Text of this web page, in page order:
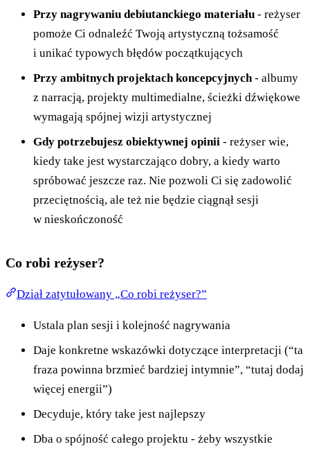
Przy nagrywaniu debiutanckiego materiału - reżyser
pomoże Ci odnaleźć Twoją artystyczną tożsamość
i unikać typowych błędów początkujących
Przy ambitnych projektach koncepcyjnych- albumy
z narracją, projekty multimedialne, ścieżki dźwiękowe
wymagają spójnej wizji artystycznej
Gdy potrzebujesz obiektywnej opinii - reżyser wie,
kiedy take jest wystarczająco dobry, a kiedy warto
spróbować jeszcze raz. Nie pozwoli Ci się zadowolić
przeciętnością, ale też nie będzie ciągnął sesji
w nieskończoność
Co robi reżyser?
Dział zatytułowany „Co robi reżyser?”
Ustala plan sesji i kolejność nagrywania
Daje konkretne wskazówki dotyczące interpretacji (“ta
fraza powinna brzmieć bardziej intymnie”, “tutaj dodaj
więcej energii”)
Decyduje, który take jest najlepszy
Dba o spójność całego projektu - żeby wszystkie